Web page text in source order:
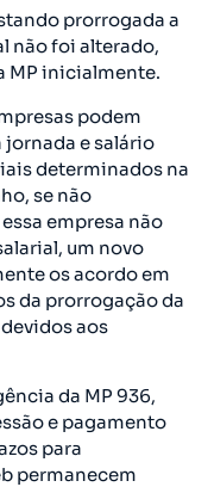
prorrogada a
não foi alterado,
MP inicialmente.
podem
e salário
determinados na
se não
empresa não
um novo
os acordo em
da prorrogação da
aos
da MP 936,
e pagamento
para
permanecem